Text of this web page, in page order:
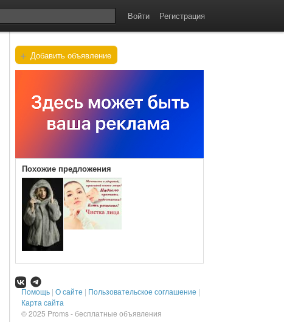
Войти Регистрация
+ Добавить объявление
Похожие предложения
Помощь | О сайте | Пользовательское соглашение |
Карта сайта
© 2025 Proms - бесплатные объявления